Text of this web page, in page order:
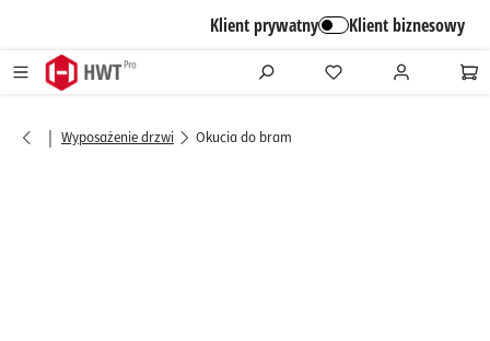
Klient prywatny Klient biznesowy
| Wyposażenie drzwi Okucia do bram